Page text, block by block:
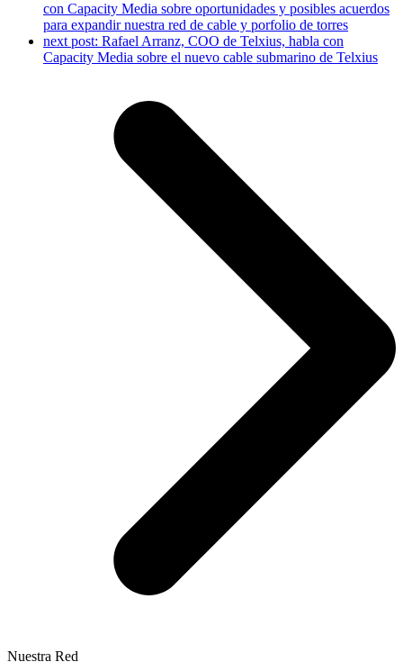
con Capacity Media sobre oportunidades y posibles acuerdos
para expandir nuestra red de cable y porfolio de torres
next post: Rafael Arranz, COO de Telxius, habla con
Capacity Media sobre el nuevo cable submarino de Telxius
Nuestra Red